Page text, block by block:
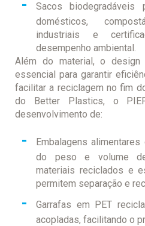
Sacos biodegradáveis
domésticos,
industriais e
desempenho ambiental.
Além do material, o
essencial para garantir
facilitar a reciclagem no fim
do Better Plastics, o
desenvolvimento de:
Embalagens
do peso e volume de
materiais reciclados e
permitem separação e
Garrafas em PET
acopladas, facilitando o